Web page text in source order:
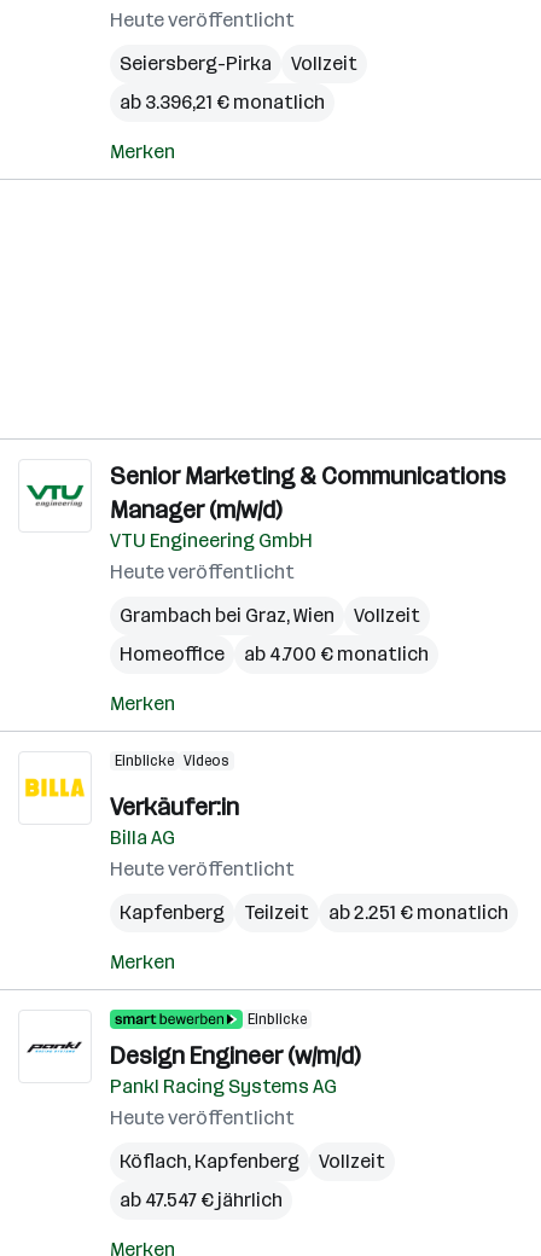
Heute veröffentlicht
Seiersberg-Pirka
Vollzeit
ab 3.396,21 € monatlich
Merken
Senior Marketing & Communications
Manager (m/w/d)
VTU Engineering GmbH
Heute veröffentlicht
Grambach bei Graz,Wien
Vollzeit
Homeoffice
ab 4.700 € monatlich
Merken
Einblicke Videos
Verkäufer:in
Billa AG
Heute veröffentlicht
Kapfenberg
Teilzeit ab 2.251 € monatlich
Merken
Einblicke
Design Engineer (w/m/d)
Pankl Racing Systems AG
Heute veröffentlicht
Köflach, Kapfenberg
Vollzeit
ab 47.547 € jährlich
Merken